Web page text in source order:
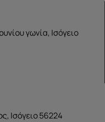
γωνία, Ισόγειο
Ισόγειο 56224